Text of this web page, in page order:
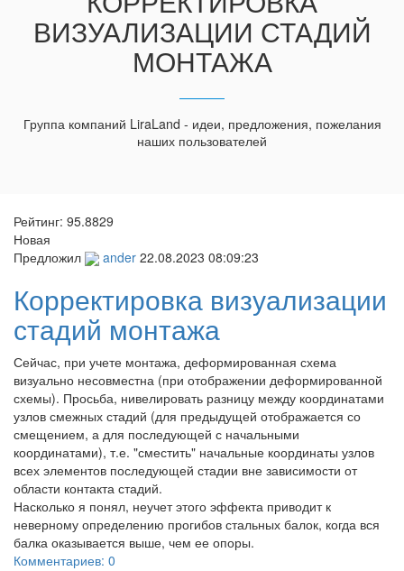
ВИЗУАЛИЗАЦИИ СТАДИЙ
МОНТАЖА
Группа компаний LiraLand - идеи, предложения, пожелания
наших пользователей
Рейтинг: 95.8829
Новая
Предложил
ander 22.08.2023 08:09:23
Корректировка визуализации
стадий монтажа
Сейчас, при учете монтажа, деформированная схема
визуально несовместна (при отображении деформированной
схемы). Просьба, нивелировать разницу между координатами
узлов смежных стадий (для предыдущей отображается со
смещением, а для последующей с начальными
координатами), т.е. "сместить" начальные координаты узлов
всех элементов последующей стадии вне зависимости от
области контакта стадий.
Насколько я понял, неучет этого эффекта приводит к
неверному определению прогибов стальных балок, когда вся
балка оказывается выше, чем ее опоры.
Комментариев: 0